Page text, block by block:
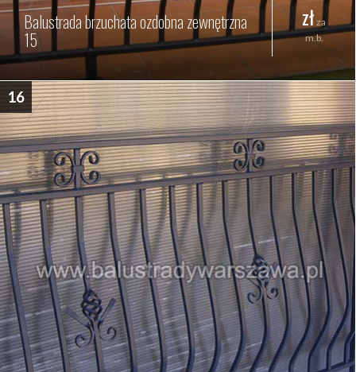
Balustrada brzuchata ozdobna zewnętrzna
15
zł za
m.b.
16